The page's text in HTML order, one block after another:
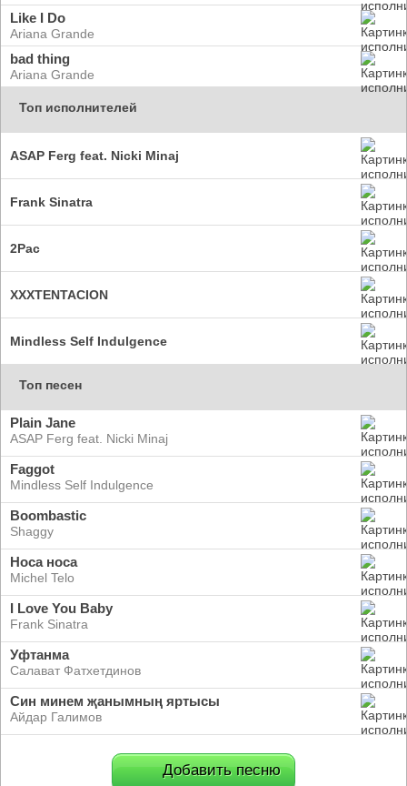
Like I Do
Ariana Grande
bad thing
Ariana Grande
Топ исполнителей
ASAP Ferg feat. Nicki Minaj
Frank Sinatra
2Pac
XXXTENTACION
Mindless Self Indulgence
Топ песен
Plain Jane
ASAP Ferg feat. Nicki Minaj
Faggot
Mindless Self Indulgence
Boombastic
Shaggy
Носа носа
Michel Telo
I Love You Baby
Frank Sinatra
Уфтанма
Салават Фатхетдинов
Син минем җанымның яртысы
Айдар Галимов
Добавить песню